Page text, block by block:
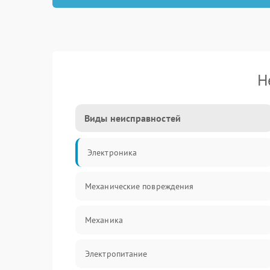
Виды неисправностей
Электроника
Механические повреждения
Механика
Электропитание